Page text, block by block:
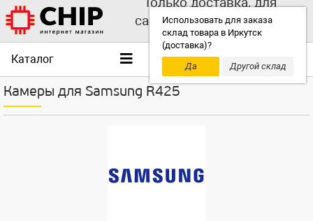
Использовать для заказа
склад товара в Иркутск
(доставка)?
Да
Другой склад
самовывоза выбирайте
другой склад!
Каталог
Камеры для Samsung R425